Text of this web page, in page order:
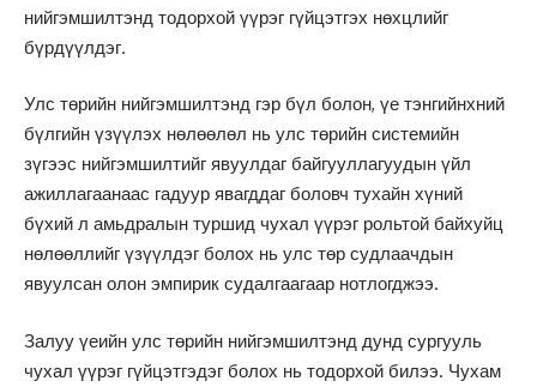
нийгэмшилтэнд тодорхой үүрэг гүйцэтгэх нөхцлийг
бүрдүүлдэг.
Улс төрийн нийгэмшилтэнд гэр бүл болон, үе тэнгийнхний
бүлгийн үзүүлэх нөлөөлөл нь улс төрийн системийн
зүгээс нийгэмшилтийг явуулдаг байгууллагуудын үйл
ажиллагаанаас гадуур явагддаг боловч тухайн хүний
бүхий л амьдралын туршид чухал үүрэг рольтой байхуйц
нөлөөллийг үзүүлдэг болох нь улс төр судлаачдын
явуулсан олон эмпирик судалгаагаар нотлогджээ.
Залуу үеийн улс төрийн нийгэмшилтэнд дунд сургууль
чухал үүрэг гүйцэтгэдэг болох нь тодорхой билээ. Чухам